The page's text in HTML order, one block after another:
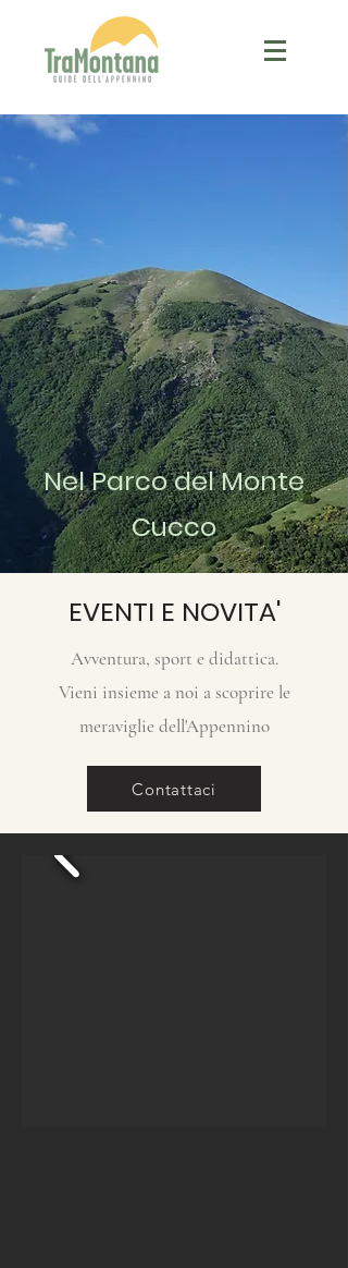
Nel Parco del Monte
Cucco
EVENTI E NOVITA'
Avventura, sport e didattica.
Vieni insieme a noi a scoprire le
meraviglie dell'Appennino
Contattaci